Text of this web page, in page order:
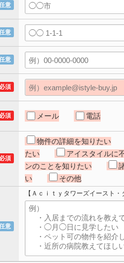
意
意
意
必須
必須 メール 電話
必須
物件の詳細を知りたい
たい
アイスタイルに
ンのことを知りたい
い
その他
意
【Ａｃｉｔｙタワーズイースト